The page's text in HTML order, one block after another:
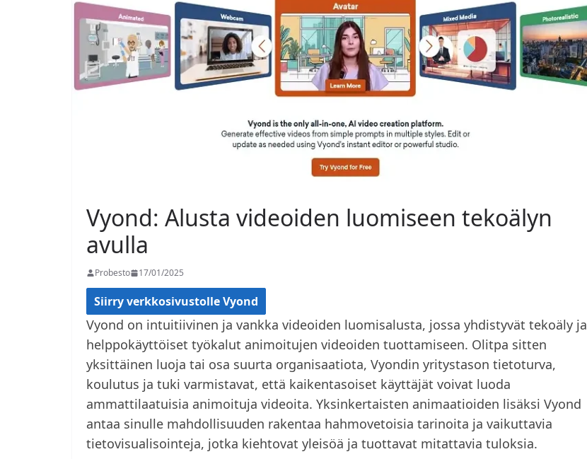
Vyond: Alusta videoiden luomiseen tekoälyn
avulla
Probesto 17/01/2025
Siirry verkkosivustolle Vyond
Vyond on intuitiivinen ja vankka videoiden luomisalusta, jossa yhdistyvät tekoäly ja
helppokäyttöiset työkalut animoitujen videoiden tuottamiseen. Olitpa sitten
yksittäinen luoja tai osa suurta organisaatiota, Vyondin yritystason tietoturva,
koulutus ja tuki varmistavat, että kaikentasoiset käyttäjät voivat luoda
ammattilaatuisia animoituja videoita. Yksinkertaisten animaatioiden lisäksi Vyond
antaa sinulle mahdollisuuden rakentaa hahmovetoisia tarinoita ja vaikuttavia
tietovisualisointeja, jotka kiehtovat yleisöä ja tuottavat mitattavia tuloksia.